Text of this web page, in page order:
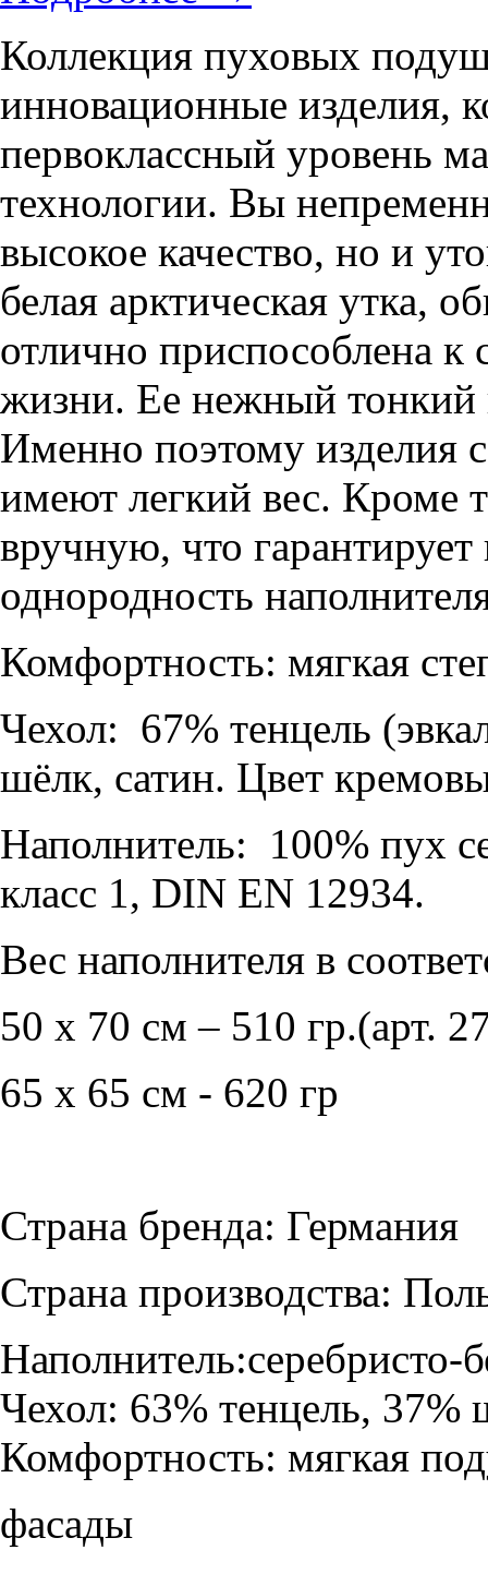
Коллекция пуховых
инновационные изделия,
первоклассный уровень
технологии. Вы
высокое качество, но и
белая арктическая утка,
отлично приспособлена
жизни. Ее нежный тонкий
Именно поэтому изделия
имеют легкий вес. Кроме
вручную, что гарантирует
однородность
Комфортность: мягкая
Чехол: 67% тенцель
шёлк, сатин. Цвет
Наполнитель: 100% пух
класс 1, DIN EN 12934.
Вес наполнителя в
50 х 70 см – 510 гр.(арт.
65 х 65 см - 620 гр
Страна бренда: Германия
Страна производства:
Наполнитель:серебристо-
Чехол: 63% тенцель, 37%
Комфортность: мягкая
фасады